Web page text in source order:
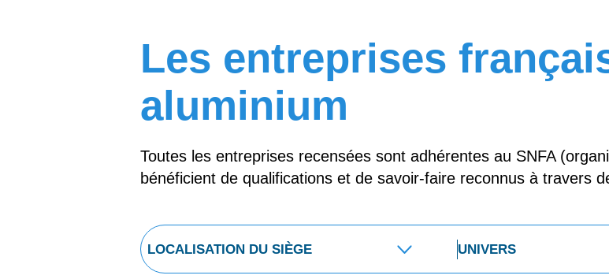
Les entreprises
aluminium
Toutes les entreprises recensées sont adhérentes au SNFA
bénéficient de qualifications et de savoir-faire reconnus à travers